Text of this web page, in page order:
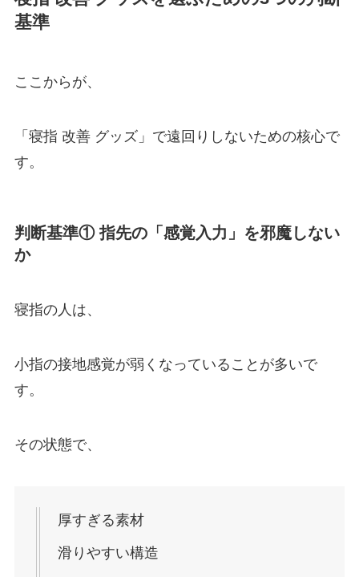
基準
ここからが、
「寝指 改善 グッズ」で遠回りしないための核心で
す。
判断基準① 指先の「感覚入力」を邪魔しない
か
寝指の人は、
小指の接地感覚が弱くなっていることが多いで
す。
その状態で、
厚すぎる素材
滑りやすい構造